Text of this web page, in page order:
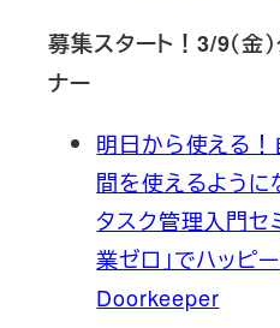
募集スタート！3/9（金
ナー
明日から使える
間を使えるよう
タスク管理入門セ
業ゼロ」でハッピ
Doorkeeper